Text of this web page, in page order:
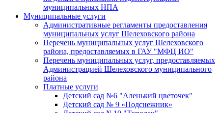
муниципальных НПА
Муниципальные услуги
Административные регламенты предоставления
муниципальных услуг Шелеховского района
Перечень муниципальных услуг Шелеховского
района, предоставляемых в ГАУ "МФЦ ИО"
Перечень муниципальных услуг, предоставляемых
Администрацией Шелеховского муниципального
района
Платные услуги
Детский сад №6 "Аленький цветочек"
Детский сад № 9 «Подснежник»